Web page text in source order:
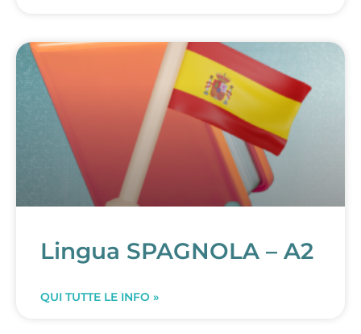
Lingua SPAGNOLA – A2
QUI TUTTE LE INFO »